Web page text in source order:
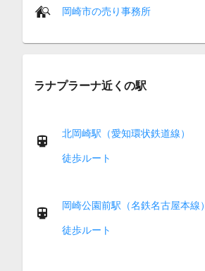
岡崎市の売り事務所
ラナプラーナ近くの駅
北岡崎駅（愛知環状鉄道線）
徒歩ルート
岡崎公園前駅（名鉄名古屋本線）
徒歩ルート